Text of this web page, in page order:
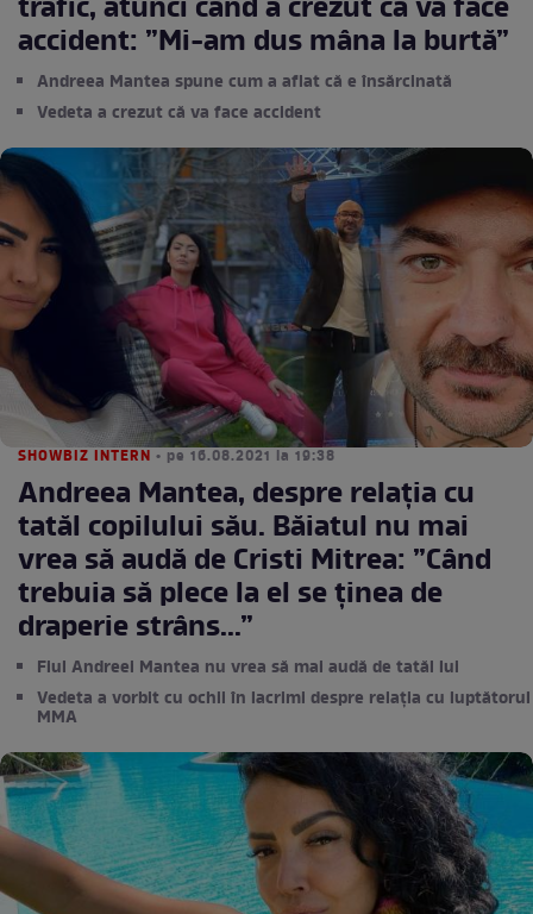
trafic, atunci când a crezut că va face
accident: ”Mi-am dus mâna la burtă”
Andreea Mantea spune cum a aflat că e însărcinată
Vedeta a crezut că va face accident
SHOWBIZ INTERN • pe 16.08.2021 la 19:38
Andreea Mantea, despre relația cu
tatăl copilului său. Băiatul nu mai
vrea să audă de Cristi Mitrea: ”Când
trebuia să plece la el se ținea de
draperie strâns...”
Fiul Andreei Mantea nu vrea să mai audă de tatăl lui
Vedeta a vorbit cu ochii în lacrimi despre relația cu luptătorul
MMA